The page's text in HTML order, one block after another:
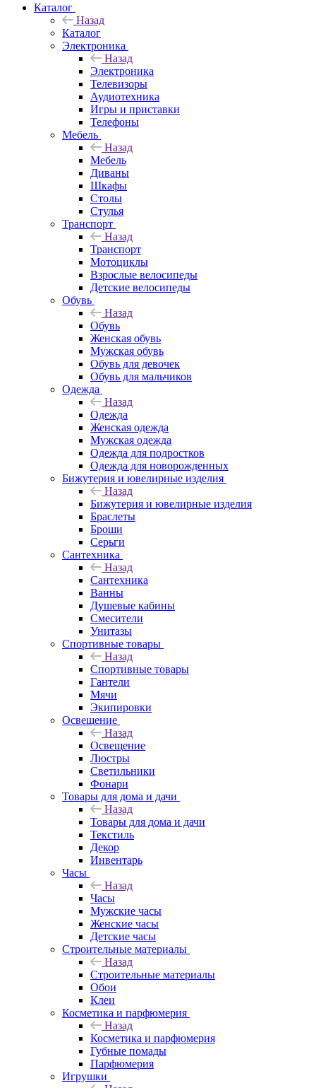
Каталог
Назад
Каталог
Электроника
Назад
Электроника
Телевизоры
Аудиотехника
Игры и приставки
Телефоны
Мебель
Назад
Мебель
Диваны
Шкафы
Столы
Стулья
Транспорт
Назад
Транспорт
Мотоциклы
Взрослые велосипеды
Детские велосипеды
Обувь
Назад
Обувь
Женская обувь
Мужская обувь
Обувь для девочек
Обувь для мальчиков
Одежда
Назад
Одежда
Женская одежда
Мужская одежда
Одежда для подростков
Одежда для новорожденных
Бижутерия и ювелирные изделия
Назад
Бижутерия и ювелирные изделия
Браслеты
Броши
Серьги
Сантехника
Назад
Сантехника
Ванны
Душевые кабины
Смесители
Унитазы
Спортивные товары
Назад
Спортивные товары
Гантели
Мячи
Экипировки
Освещение
Назад
Освещение
Люстры
Светильники
Фонари
Товары для дома и дачи
Назад
Товары для дома и дачи
Текстиль
Декор
Инвентарь
Часы
Назад
Часы
Мужские часы
Женские часы
Детские часы
Строительные материалы
Назад
Строительные материалы
Обои
Клеи
Косметика и парфюмерия
Назад
Косметика и парфюмерия
Губные помады
Парфюмерия
Игрушки